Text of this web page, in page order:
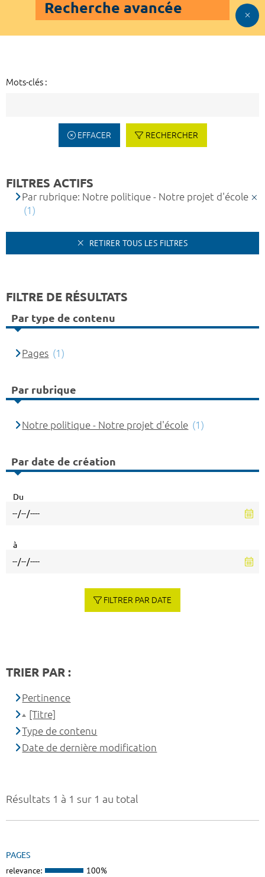
Recherche avancée
Mots-clés :
EFFACER RECHERCHER
Résultats 1 à 1 sur 1 au total
PAGES
relevance: 100%
FILTRES ACTIFS
Par rubrique: Notre politique - Notre projet d'école
(1)
RETIRER TOUS LES FILTRES
FILTRE DE RÉSULTATS
Par type de contenu
Pages (1)
Par rubrique
Notre politique - Notre projet d'école (1)
Par date de création
Du
à
FILTRER PAR DATE
TRIER PAR :
Pertinence
[Titre]
Type de contenu
Date de dernière modification